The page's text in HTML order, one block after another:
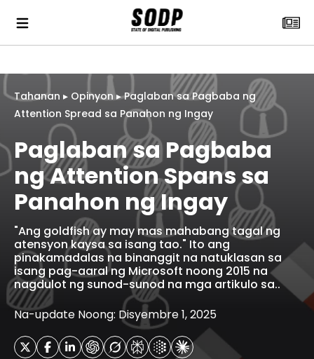
Tahanan ▸ Opinyon▸Paglaban sa Pagbaba ng
Attention Spread sa Panahon ng Ingay
Paglaban sa Pagbaba
ng Attention Spans sa
Panahon ng Ingay
"Ang goldfish ay may mas mahabang tagal ng
atensyon kaysa sa isang tao." Ito ang
pinakamadalas na binanggit na natuklasan sa
isang pag-aaral ng Microsoft noong 2015 na
nagdulot ng sunod-sunod na mga artikulo sa..
Na-update Noong: Disyembre 1, 2025